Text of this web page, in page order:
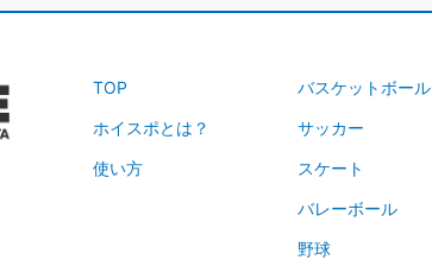
TOP
ホイスポとは？
使い方
バスケットボール
サッカー
スケート
バレーボール
野球